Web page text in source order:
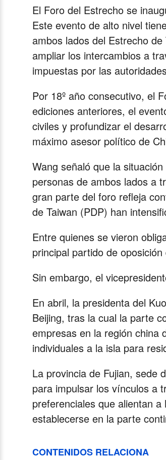
Video
El Foro del Estrecho se
Este evento de alto nivel
ambos lados del Estrecho
ampliar los intercambios a
impuestas por las
Por 18º año consecutivo, el
ediciones anteriores, el
civiles y profundizar el
máximo asesor político de
Wang señaló que la
personas de ambos lados a
gran parte del foro refleja
de Taiwan (PDP) han
Entre quienes se vieron
principal partido de
Sin embargo, el
En abril, la presidenta del
Beijing, tras la cual la parte
empresas en la región china
individuales a la isla para
La provincia de Fujian, sede
para impulsar los vínculos a
preferenciales que alientan
establecerse en la parte
CONTENIDOS RELACIONA